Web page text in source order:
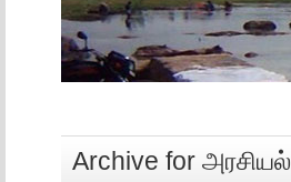
Archive for அரசியல்